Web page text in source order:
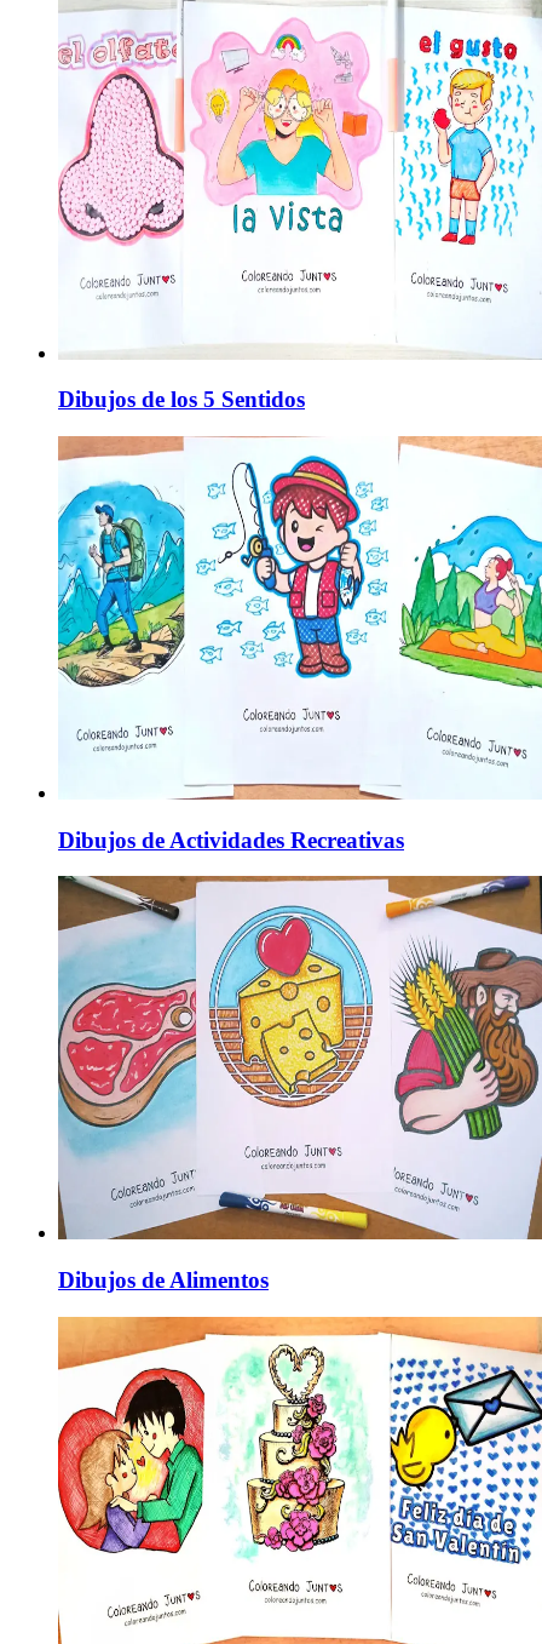
Dibujos de los 5 Sentidos
Dibujos de Actividades Recreativas
Dibujos de Alimentos